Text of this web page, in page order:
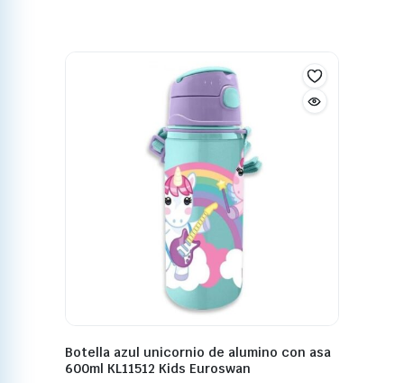
Botella azul unicornio de alumino con asa
600ml KL11512 Kids Euroswan